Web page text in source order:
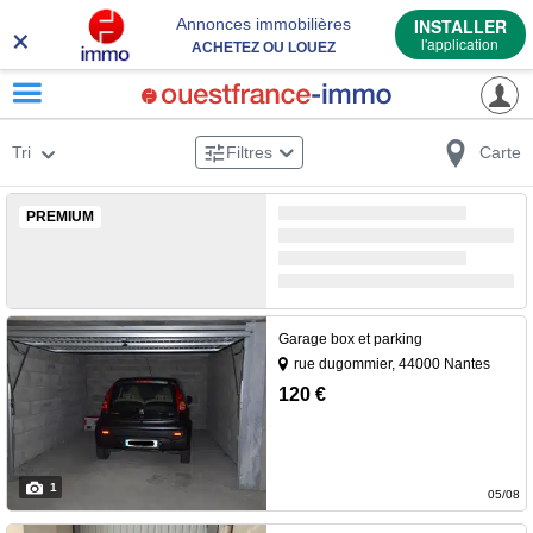
× Annonces immobilières
ACHETEZ OU LOUEZ
INSTALLER
l'application
Tri Filtres Carte
PREMIUM
120 €
Garage box et parking
rue dugommier, 44000 Nantes
PLACE GRASLIN / Grand box
Profondeur : 4,95 m Largeur
intérieure : 3,50 m Largeur de
05/08
1